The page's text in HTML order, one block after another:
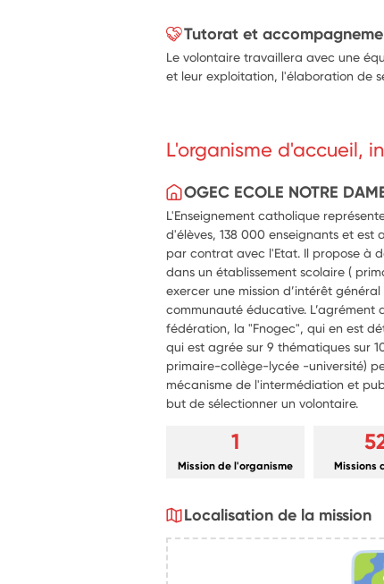
Tutorat et
Le volontaire travaillera avec une
et leur exploitation, l'élaboration de
L'organisme d'accueil,
OGEC ECOLE NOTRE
L'Enseignement catholique
d'élèves, 138 000 enseignants et est
par contrat avec l'Etat. Il propose à
dans un établissement scolaire (
exercer une mission d’intérêt
communauté éducative.
fédération, la "Fnogec", qui en est
qui est agrée sur 9 thématiques sur
primaire-collège-lycée -université)
mécanisme de l'intermédiation et
but de sélectionner un volontaire.
1
Mission de l'organisme Missions
Localisation de la mission